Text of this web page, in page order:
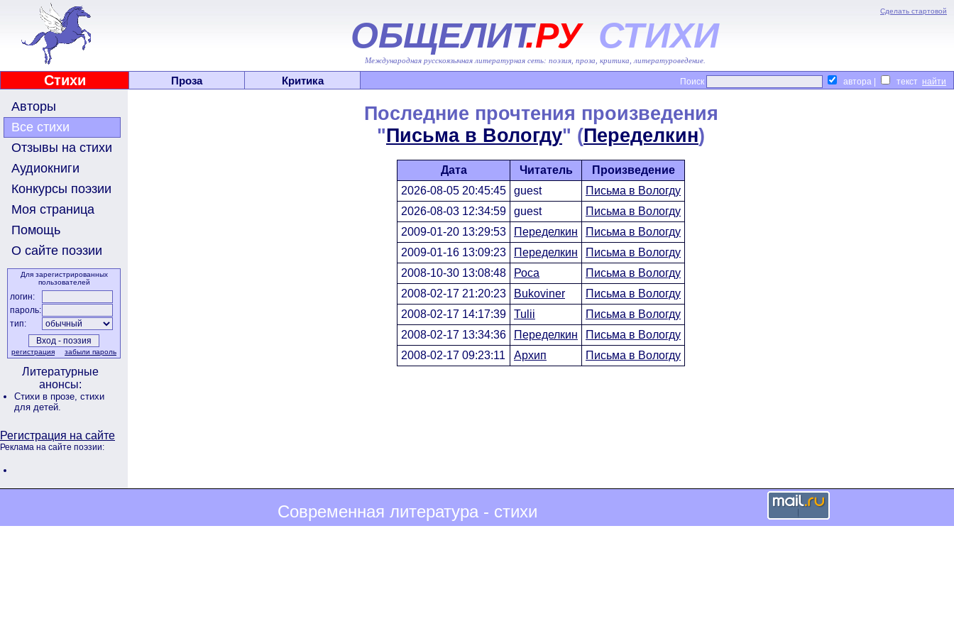
Сделать стартовой
ОБЩЕЛИТ.РУ СТИХИ
Международная русскоязычная литературная сеть: поэзия, проза, критика, литературоведение.
Стихи Проза Критика Поиск автора | текст
Авторы
Все стихи
Отзывы на стихи
Аудиокниги
Конкурсы поэзии
Моя страница
Помощь
О сайте поэзии
Для зарегистрированных
пользователей
логин:
пароль:
тип:
регистрация забыли пароль
Литературные
анонсы:
Стихи в прозе, стихи
для детей.
Регистрация на сайте
Реклама на сайте поэзии:
Последние прочтения произведения
"Письма в Вологду" (Переделкин)
Дата Читатель
Произведение
2026-08-05 20:45:45
guest
Письма в Вологду
2026-08-03 12:34:59
guest
Письма в Вологду
2009-01-20 13:29:53
Переделкин
Письма в Вологду
2009-01-16 13:09:23
Переделкин
Письма в Вологду
2008-10-30 13:08:48
Роса
Письма в Вологду
2008-02-17 21:20:23
Bukoviner
Письма в Вологду
2008-02-17 14:17:39
Tulii
Письма в Вологду
2008-02-17 13:34:36
Переделкин
Письма в Вологду
2008-02-17 09:23:11
Архип Письма в Вологду
Современная литература - стихи